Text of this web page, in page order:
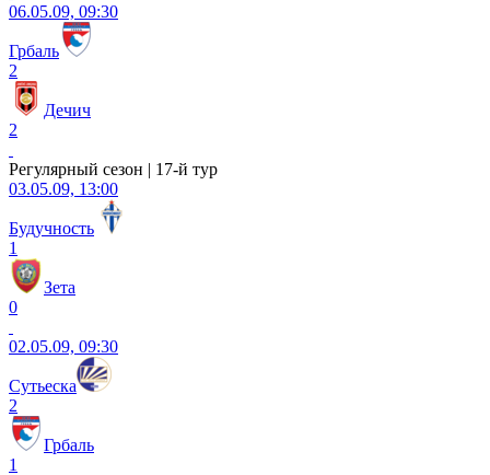
06.05.09, 09:30
Грбаль
2
Дечич
2
Регулярный сезон | 17-й тур
03.05.09, 13:00
Будучность
1
Зета
0
02.05.09, 09:30
Сутьеска
2
Грбаль
1